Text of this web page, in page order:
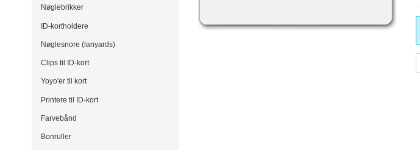
Nøglebrikker
ID-kortholdere
Nøglesnore (lanyards)
Clips til ID-kort
Yoyo'er til kort
Printere til ID-kort
Farvebånd
Bonruller